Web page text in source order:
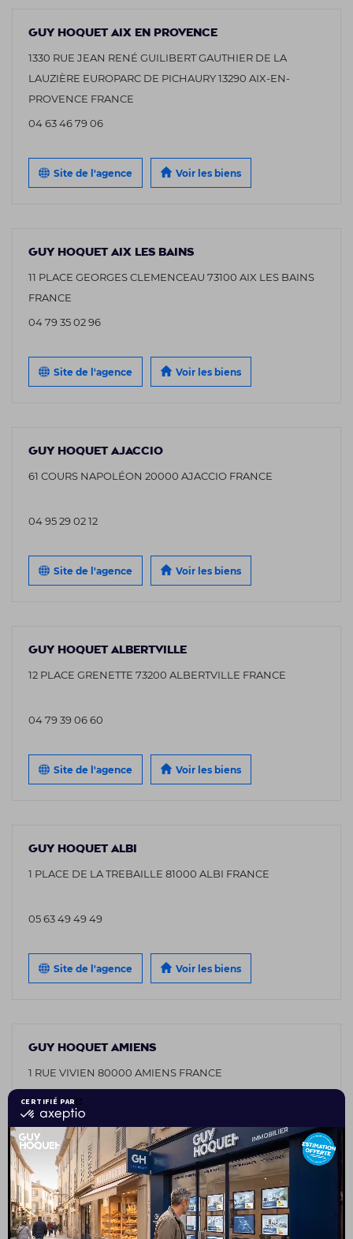
GUY HOQUET AIX EN PROVENCE
1330 RUE JEAN RENÉ GUILIBERT GAUTHIER DE LA
LAUZIÈRE EUROPARC DE PICHAURY 13290 AIX-EN-
PROVENCE FRANCE
04 63 46 79 06
Site de l'agence Voir les biens
GUY HOQUET AIX LES BAINS
11 PLACE GEORGES CLEMENCEAU 73100 AIX LES BAINS
FRANCE
04 79 35 02 96
Site de l'agence Voir les biens
GUY HOQUET AJACCIO
61 COURS NAPOLÉON 20000 AJACCIO FRANCE
04 95 29 02 12
Site de l'agence Voir les biens
GUY HOQUET ALBERTVILLE
12 PLACE GRENETTE 73200 ALBERTVILLE FRANCE
04 79 39 06 60
Site de l'agence Voir les biens
GUY HOQUET ALBI
1 PLACE DE LA TREBAILLE 81000 ALBI FRANCE
05 63 49 49 49
Site de l'agence Voir les biens
GUY HOQUET AMIENS
1 RUE VIVIEN 80000 AMIENS FRANCE
03 75 08 95 26
Site de l'agence Voir les biens